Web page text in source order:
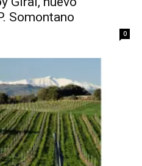
Somontano
0